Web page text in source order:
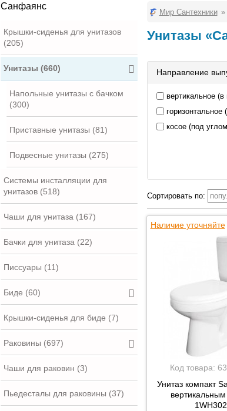
Санфаянс
Крышки-сиденья для унитазов
(205)
Унитазы (660)
Напольные унитазы с бачком
(300)
Приставные унитазы (81)
Подвесные унитазы (275)
Системы инсталляции для
унитазов (518)
Чаши для унитаза (167)
Бачки для унитаза (22)
Писсуары (11)
Биде (60)
Крышки-сиденья для биде (7)
Раковины (697)
Чаши для раковин (3)
Пьедесталы для раковины (37)
Мир Сантехники
Унитазы
Направление
вертикальное (в
горизонтальное
косое (под
Сортировать по:
Наличие уточняйте
Код товара:
Унитаз компакт